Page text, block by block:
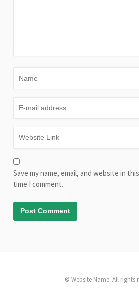
Save my name, email, and website in
time I comment.
© Website Name. All rights